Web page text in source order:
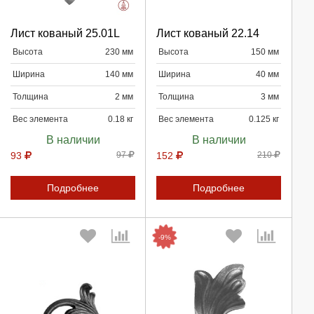
Лист кованый 25.01L
Высота 230 мм
Ширина 140 мм
Толщина 2 мм
Вес элемента 0.18 кг
В наличии
93 97
Подробнее
Продолжить
Лист кованый 22.14
Высота 150 мм
Ширина 40 мм
Толщина 3 мм
Вес элемента 0.125 кг
В наличии
152 210
Подробнее
Продолжить
-9%